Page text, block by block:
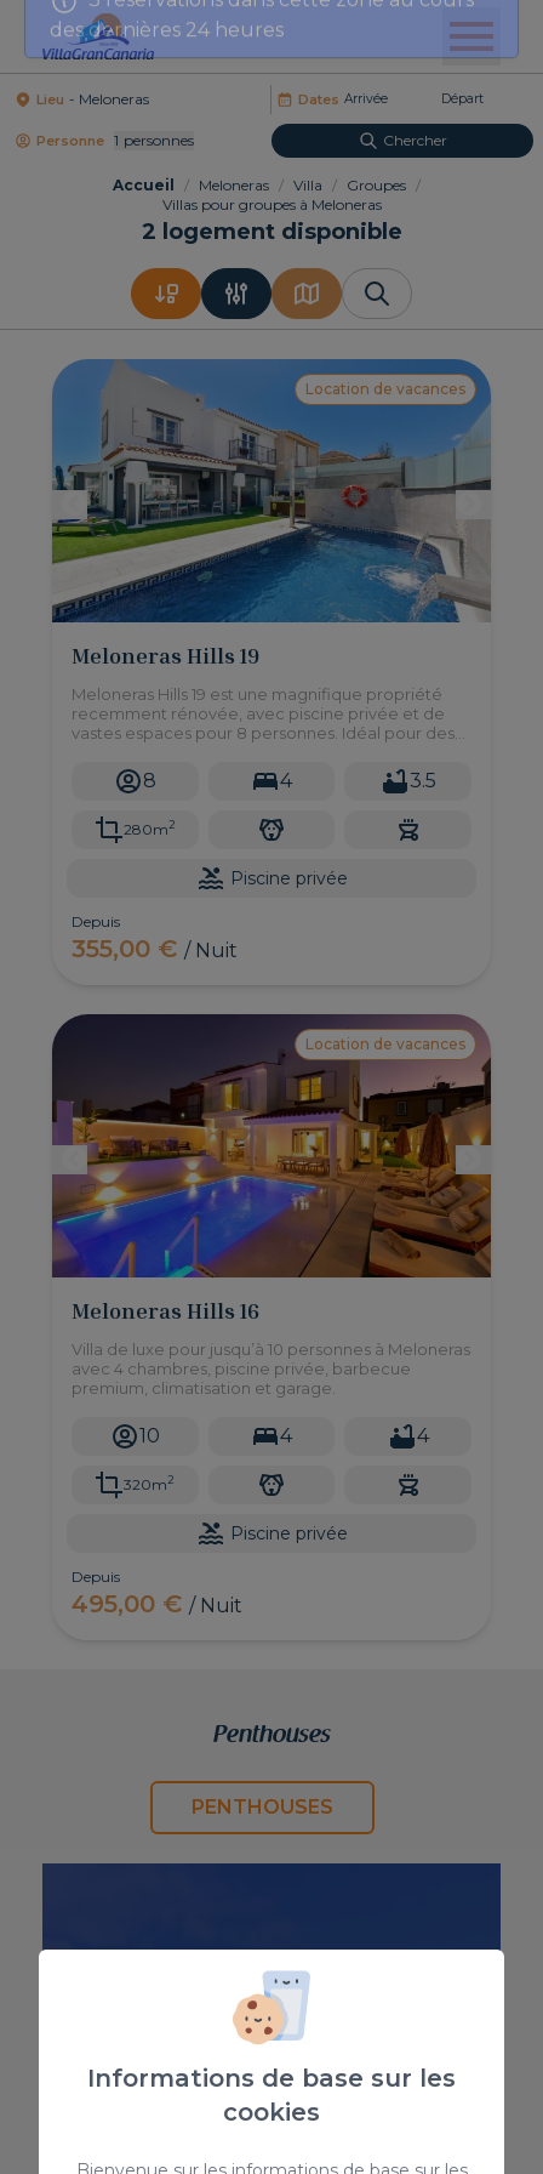
Lieu Dates
Personne 1 Personnes Chercher
Accueil / Meloneras / Villa / Groupes /
Villas pour groupes à Meloneras
2 logement disponible
Location de vacances
Meloneras Hills 19
Meloneras Hills 19 est une magnifique propriété
recemment rénovée, avec piscine privée et de
vastes espaces pour 8 personnes. Idéal pour des
8 4 3.5
280m2
Piscine privée
Depuis
355,00 €/ Nuit
Location de vacances
Meloneras Hills 16
Villa de luxe pour jusqu’à 10 personnes à Meloneras
avec 4 chambres, piscine privée, barbecue
premium, climatisation et garage.
10 4 4
320m2
Piscine privée
Depuis
495,00 €/ Nuit
Penthouses
PENTHOUSES
Informations de base sur les
cookies